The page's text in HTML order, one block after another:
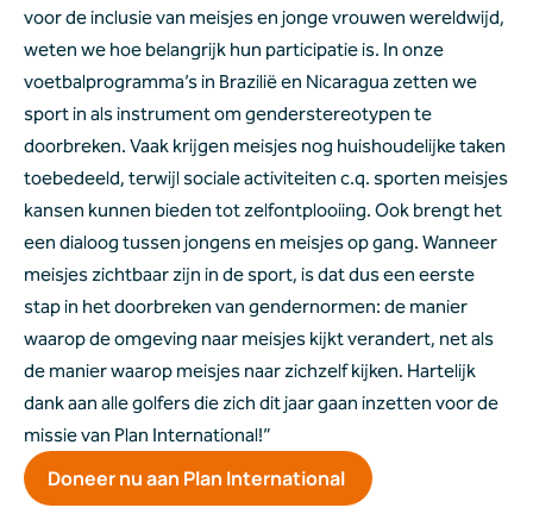
voor de inclusie van meisjes en jonge vrouwen wereldwijd,
weten we hoe belangrijk hun participatie is. In onze
voetbalprogramma’s in Brazilië en Nicaragua zetten we
sport in als instrument om genderstereotypen te
doorbreken. Vaak krijgen meisjes nog huishoudelijke taken
toebedeeld, terwijl sociale activiteiten c.q. sporten meisjes
kansen kunnen bieden tot zelfontplooiing. Ook brengt het
een dialoog tussen jongens en meisjes op gang. Wanneer
meisjes zichtbaar zijn in de sport, is dat dus een eerste
stap in het doorbreken van gendernormen: de manier
waarop de omgeving naar meisjes kijkt verandert, net als
de manier waarop meisjes naar zichzelf kijken. Hartelijk
dank aan alle golfers die zich dit jaar gaan inzetten voor de
missie van Plan International!”
Doneer nu aan Plan International